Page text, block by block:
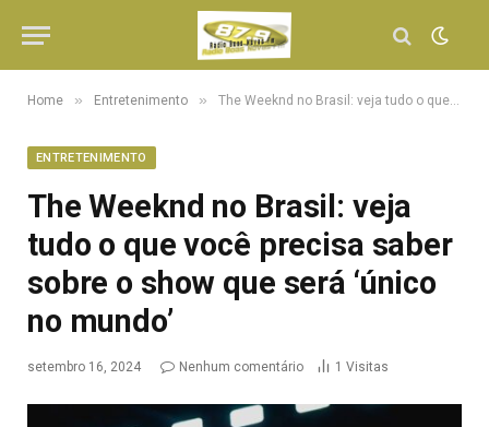
Home » Entretenimento » The Weeknd no Brasil: veja tudo o que você precisa saber sobre o show que será ‘único no mundo’
ENTRETENIMENTO
The Weeknd no Brasil: veja
tudo o que você precisa saber
sobre o show que será ‘único
no mundo’
setembro 16, 2024 Nenhum comentário 1 Visitas